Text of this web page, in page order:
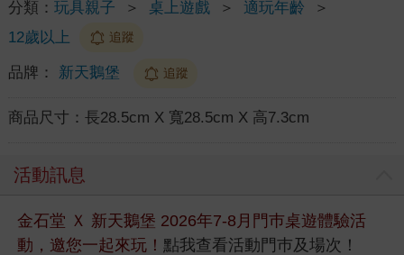
分類： 玩具親子 ＞ 桌上遊戲 ＞ 適玩年齡
＞
12歲以上
追蹤
品牌： 新天鵝堡 追蹤
商品尺寸： 長28.5cm X 寬28.5cm X 高7.3cm
活動訊息
金石堂 Ｘ 新天鵝堡 2026年7-8月門巿桌遊體驗活
動，邀您一起來玩！ 點我查看活動門巿及場次！